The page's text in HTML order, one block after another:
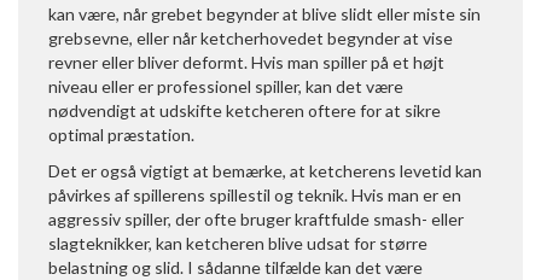
kan være, når grebet begynder at blive slidt eller miste sin
grebsevne, eller når ketcherhovedet begynder at vise
revner eller bliver deformt. Hvis man spiller på et højt
niveau eller er professionel spiller, kan det være
nødvendigt at udskifte ketcheren oftere for at sikre
optimal præstation.
Det er også vigtigt at bemærke, at ketcherens levetid kan
påvirkes af spillerens spillestil og teknik. Hvis man er en
aggressiv spiller, der ofte bruger kraftfulde smash- eller
slagteknikker, kan ketcheren blive udsat for større
belastning og slid. I sådanne tilfælde kan det være